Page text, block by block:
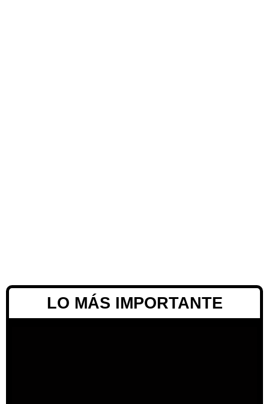
LO MÁS IMPORTANTE